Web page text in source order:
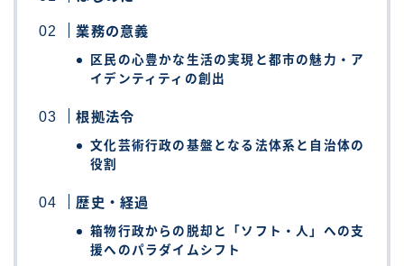
業務の意義
区民の心豊かな生活の実現と都市の魅力・ア
イデンティティの創出
根拠法令
文化芸術行政の基盤となる法体系と自治体の
役割
歴史・経過
箱物行政からの脱却と「ソフト・人」への支
援へのパラダイムシフト